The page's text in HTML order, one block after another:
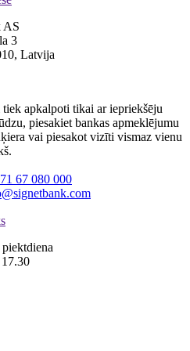
AS
3
Latvija
apkalpoti tikai ar iepriekšēju
piesakiet bankas apmeklējumu
vai piesakot vizīti vismaz vienu
67 080 000